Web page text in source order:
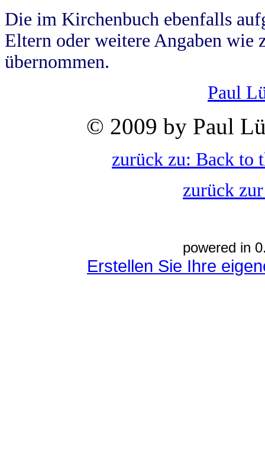
Die im Kirchenbuch ebenfalls
Eltern oder weitere Angaben wie
übernommen.
Paul
© 2009 by Paul
zurück zu: Back to
zurück
powered in
Erstellen Sie Ihre